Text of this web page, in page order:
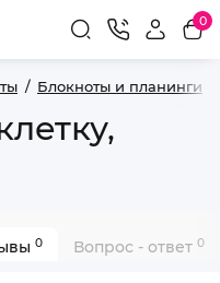
0
Блокноты и планинги
0 Вопрос - ответ 0